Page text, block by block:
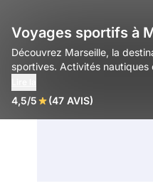
Voyages sportifs à
Découvrez Marseille, la
sportives. Activités
4,5/5 (47 AVIS)